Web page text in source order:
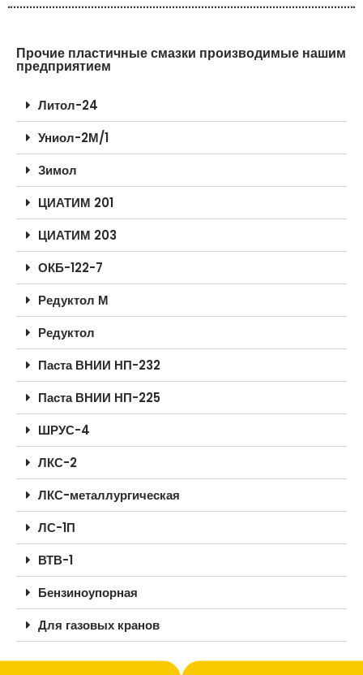
Прочие пластичные смазки производимые нашим
предприятием
Литол-24
Униол-2М/1
Зимол
ЦИАТИМ 201
ЦИАТИМ 203
ОКБ-122-7
Редуктол М
Редуктол
Паста ВНИИ НП-232
Паста ВНИИ НП-225
ШРУС-4
ЛКС-2
ЛКС-металлургическая
ЛС-1П
ВТВ-1
Бензиноупорная
Для газовых кранов